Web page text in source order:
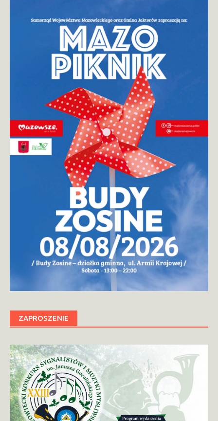
ZAPROSZENIE